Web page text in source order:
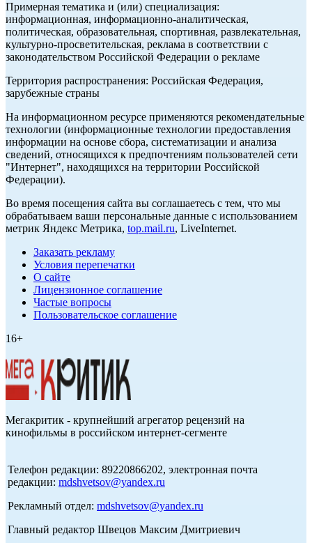
Примерная тематика и (или) специализация:
информационная, информационно-аналитическая,
политическая, образовательная, спортивная, развлекательная,
культурно-просветительская, реклама в соответствии с
законодательством Российской Федерации о рекламе
Территория распространения: Российская Федерация,
зарубежные страны
На информационном ресурсе применяются рекомендательные
технологии (информационные технологии предоставления
информации на основе сбора, систематизации и анализа
сведений, относящихся к предпочтениям пользователей сети
"Интернет", находящихся на территории Российской
Федерации).
Во время посещения сайта вы соглашаетесь с тем, что мы
обрабатываем ваши персональные данные с использованием
метрик Яндекс Метрика, top.mail.ru, LiveInternet.
Заказать рекламу
Условия перепечатки
О сайте
Лицензионное соглашение
Частые вопросы
Пользовательское соглашение
16+
Мегакритик - крупнейший агрегатор рецензий на
кинофильмы в российском интернет-сегменте
Телефон редакции: 89220866202, электронная почта
редакции: mdshvetsov@yandex.ru
Рекламный отдел: mdshvetsov@yandex.ru
Главный редактор Швецов Максим Дмитриевич